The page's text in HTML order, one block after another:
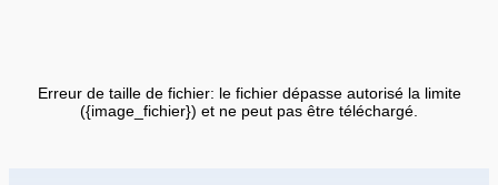
Erreur de taille de fichier: le fichier dépasse autorisé la limite
({image_fichier}) et ne peut pas être téléchargé.